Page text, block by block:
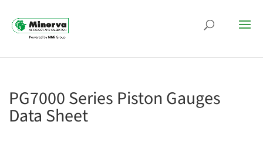
PG7000 Series Piston Gauges
Data Sheet